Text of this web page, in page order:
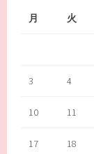
月
火
3 4
10 11
17 18